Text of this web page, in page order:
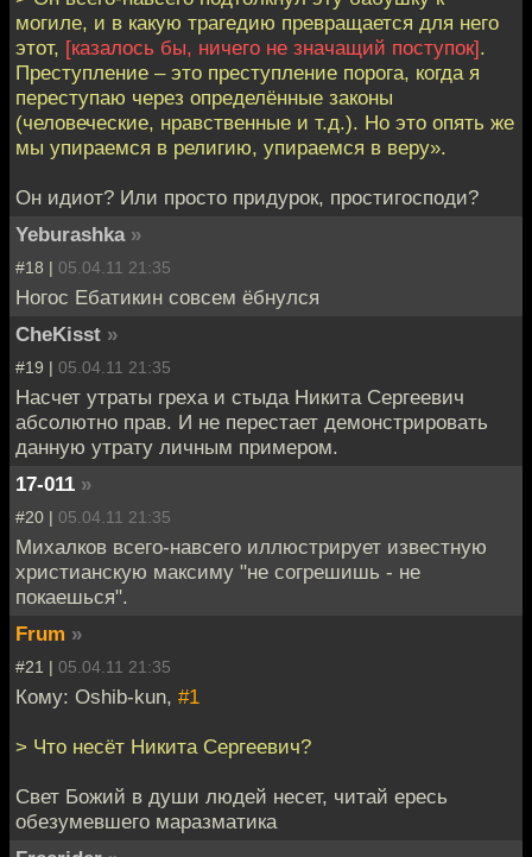
могиле, и в какую трагедию превращается для него
этот, [казалось бы, ничего не значащий поступок].
Преступление – это преступление порога, когда я
переступаю через определённые законы
(человеческие, нравственные и т.д.). Но это опять же
мы упираемся в религию, упираемся в веру».
Он идиот? Или просто придурок, простигосподи?
Yeburashka »
#18 | 05.04.11 21:35
Ногос Ебатикин совсем ёбнулся
CheKisst »
#19 | 05.04.11 21:35
Насчет утраты греха и стыда Никита Сергеевич
абсолютно прав. И не перестает демонстрировать
данную утрату личным примером.
17-011 »
#20 | 05.04.11 21:35
Михалков всего-навсего иллюстрирует известную
христианскую максиму "не согрешишь - не
покаешься".
Frum »
#21 | 05.04.11 21:35
Кому: Oshib-kun, #1
> Что несёт Никита Сергеевич?
Свет Божий в души людей несет, читай ересь
обезумевшего маразматика